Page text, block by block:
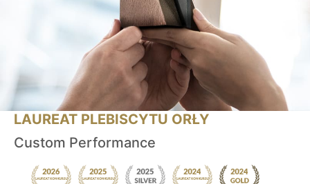
LAUREAT PLEBISCYTU ORŁY
Custom Performance